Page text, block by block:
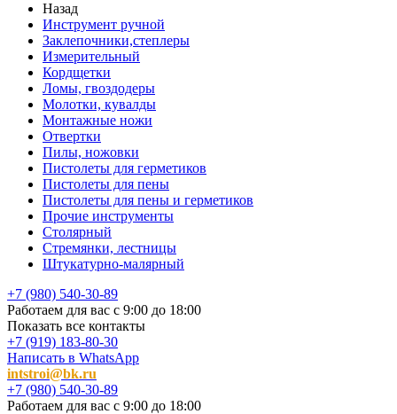
Назад
Инструмент ручной
Заклепочники,степлеры
Измерительный
Кордщетки
Ломы, гвоздодеры
Молотки, кувалды
Монтажные ножи
Отвертки
Пилы, ножовки
Пистолеты для герметиков
Пистолеты для пены
Пистолеты для пены и герметиков
Прочие инструменты
Столярный
Стремянки, лестницы
Штукатурно-малярный
+7 (980) 540-30-89
Работаем для вас с 9:00 до 18:00
Показать все контакты
+7 (919) 183-80-30
Написать в WhatsApp
intstroi@bk.ru
+7 (980) 540-30-89
Работаем для вас с 9:00 до 18:00